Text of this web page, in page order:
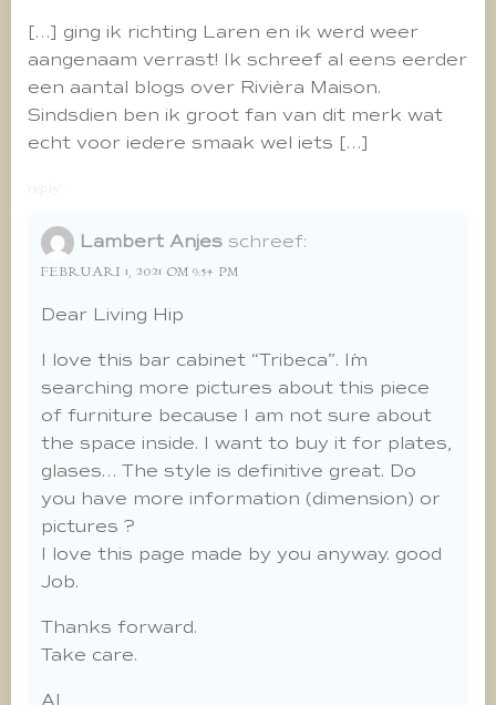
[…] ging ik richting Laren en ik werd weer
aangenaam verrast! Ik schreef al eens eerder
een aantal blogs over Rivièra Maison.
Sindsdien ben ik groot fan van dit merk wat
echt voor iedere smaak wel iets […]
reply
Lambert Anjes schreef:
FEBRUARI 1, 2021 OM 9:54 PM
Dear Living Hip
I love this bar cabinet “Tribeca”. I´m
searching more pictures about this piece
of furniture because I am not sure about
the space inside. I want to buy it for plates,
glases… The style is definitive great. Do
you have more information (dimension) or
pictures ?
I love this page made by you anyway. good
Job.
Thanks forward.
Take care.